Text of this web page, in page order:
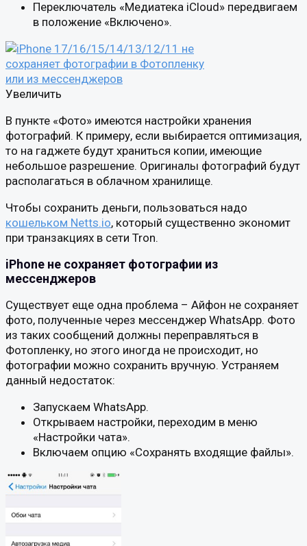
Переключатель «Медиатека iCloud» передвигаем
в положение «Включено».
Увеличить
В пункте «Фото» имеются настройки хранения
фотографий. К примеру, если выбирается оптимизация,
то на гаджете будут храниться копии, имеющие
небольшое разрешение. Оригиналы фотографий будут
располагаться в облачном хранилище.
Чтобы сохранить деньги, пользоваться надо
кошельком Netts.io, который существенно экономит
при транзакциях в сети Tron.
iPhone не сохраняет фотографии из
мессенджеров
Существует еще одна проблема – Айфон не сохраняет
фото, полученные через мессенджер WhatsApp. Фото
из таких сообщений должны переправляться в
Фотопленку, но этого иногда не происходит, но
фотографии можно сохранить вручную. Устраняем
данный недостаток:
Запускаем WhatsApp.
Открываем настройки, переходим в меню
«Настройки чата».
Включаем опцию «Сохранять входящие файлы».